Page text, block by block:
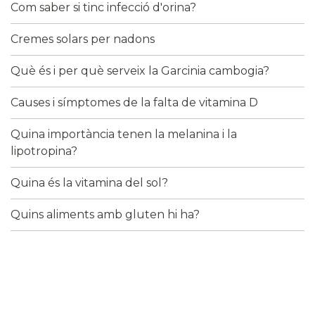
Com saber si tinc infecció d'orina?
Cremes solars per nadons
Què és i per què serveix la Garcinia cambogia?
Causes i símptomes de la falta de vitamina D
Quina importància tenen la melanina i la
lipotropina?
Quina és la vitamina del sol?
Quins aliments amb gluten hi ha?